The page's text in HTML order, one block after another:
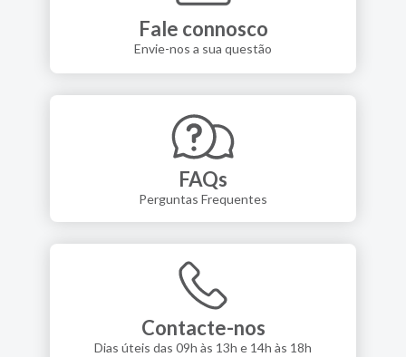
Fale connosco
Envie-nos a sua questão
FAQs
Perguntas Frequentes
Contacte-nos
Dias úteis das 09h às 13h e 14h às 18h